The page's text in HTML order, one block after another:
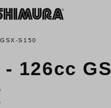
GSX-S150
126cc